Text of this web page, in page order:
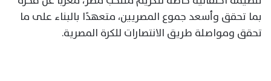
بما تحقق وأسعد جموع المصريين، متعهدًا بالبناء على ما
تحقق ومواصلة طريق الانتصارات للكرة المصرية.